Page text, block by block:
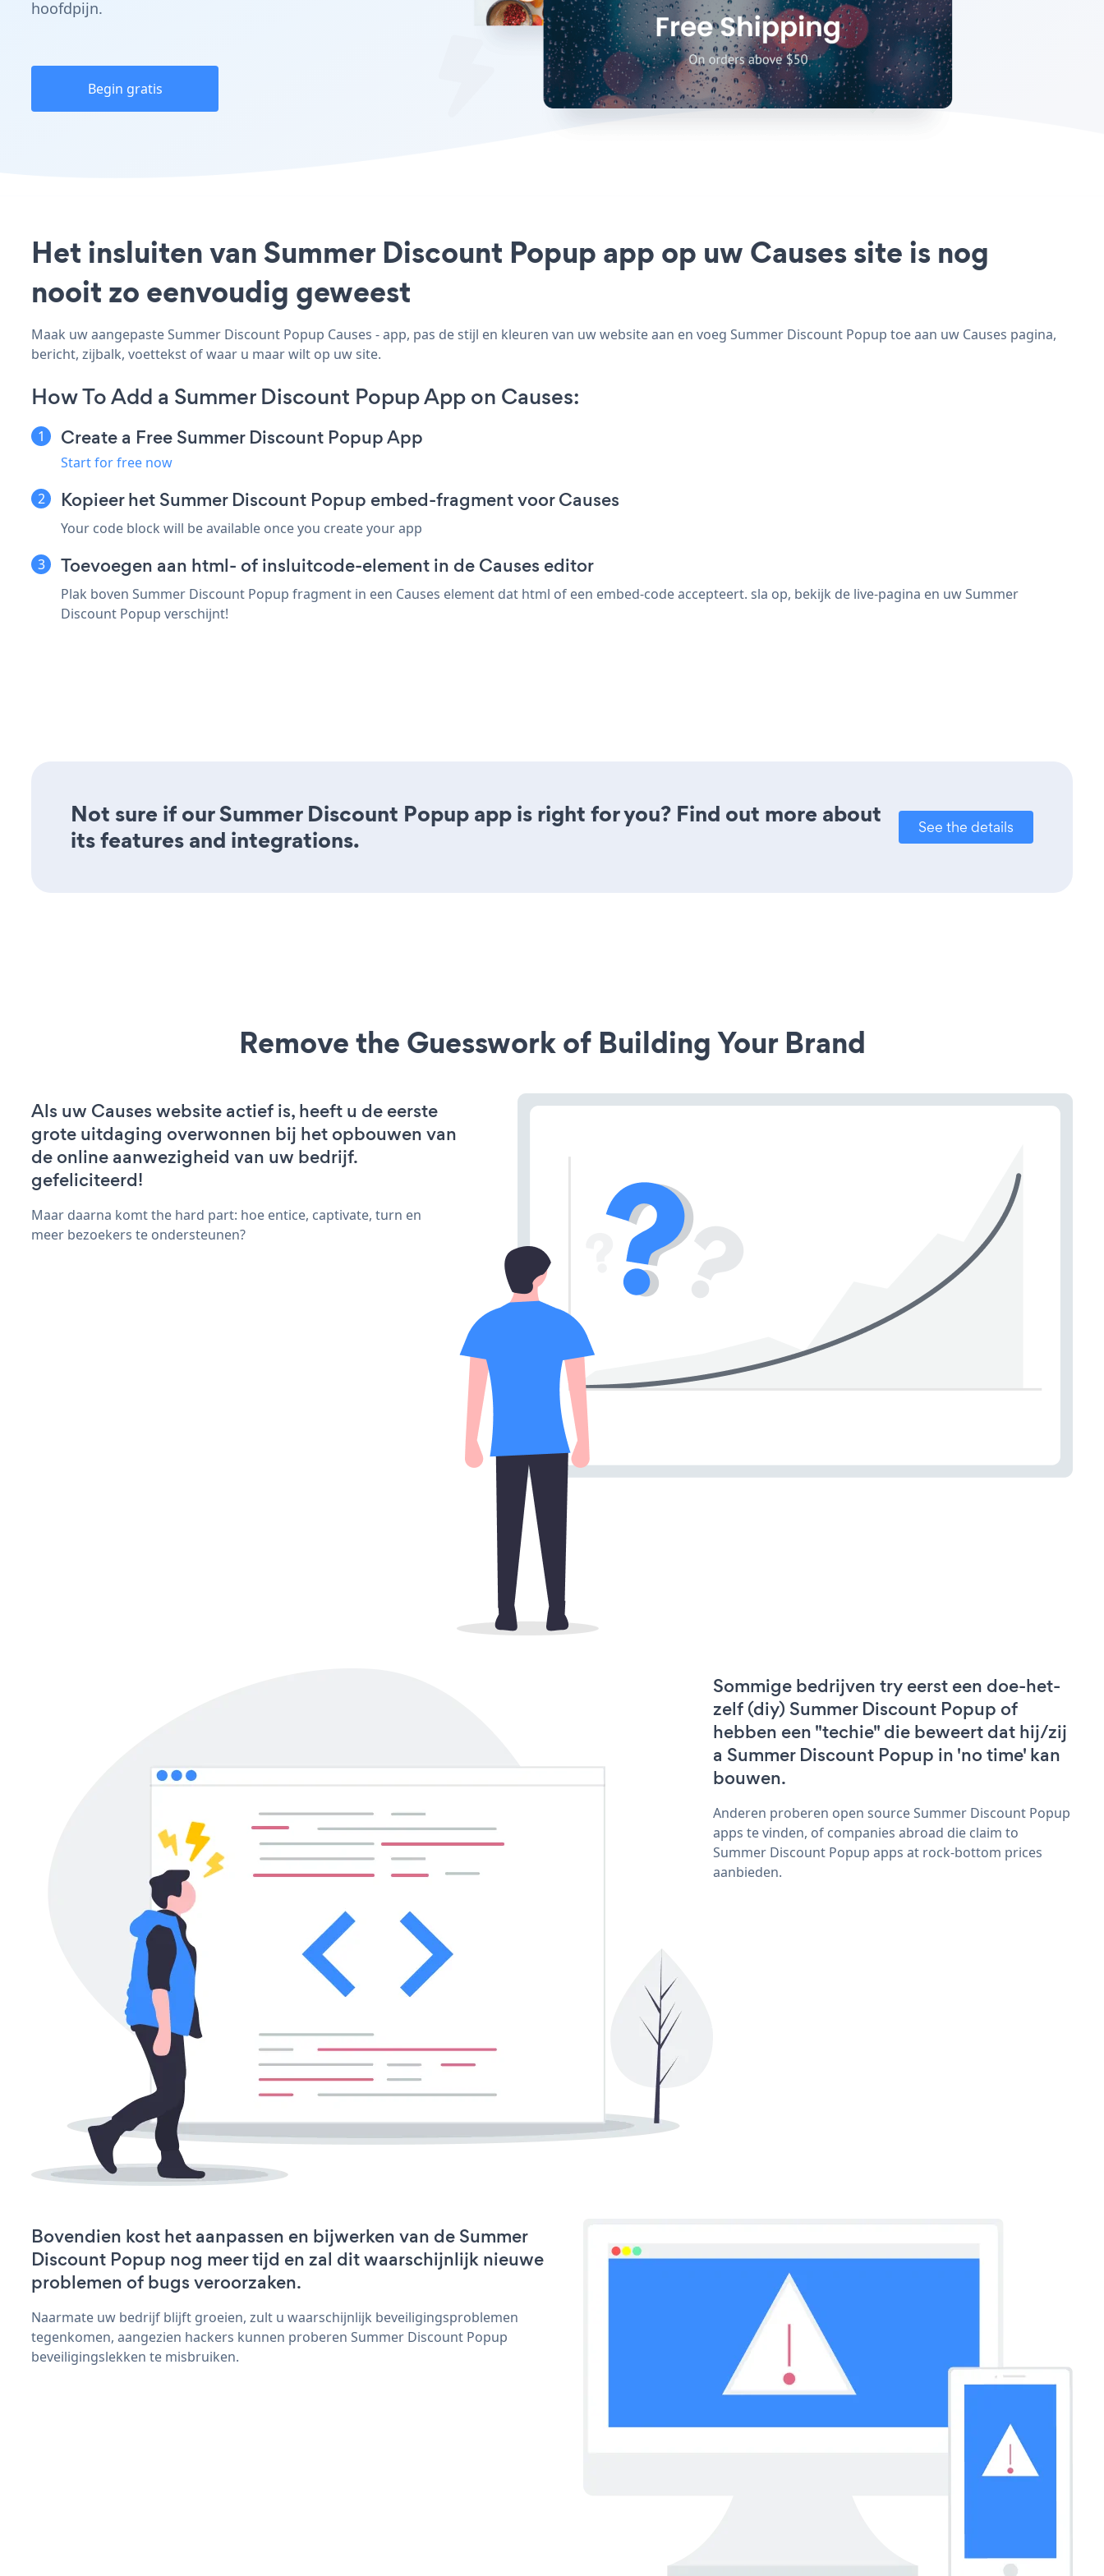
hoofdpijn.
Begin gratis
Het insluiten van Summer Discount Popup app op uw Causes site is nog
nooit zo eenvoudig geweest
Maak uw aangepaste Summer Discount Popup Causes - app, pas de stijl en kleuren van uw website aan en voeg Summer Discount Popup toe aan uw Causes pagina,
bericht, zijbalk, voettekst of waar u maar wilt op uw site.
How To Add a Summer Discount Popup App on Causes:
Create a Free Summer Discount Popup App
Start for free now
Kopieer het Summer Discount Popup embed-fragment voor Causes
Your code block will be available once you create your app
Toevoegen aan html- of insluitcode-element in de Causes editor
Plak boven Summer Discount Popup fragment in een Causes element dat html of een embed-code accepteert. sla op, bekijk de live-pagina en uw Summer
Discount Popup verschijnt!
Not sure if our Summer Discount Popup app is right for you? Find out more about
its features and integrations.
See the details
Remove the Guesswork of Building Your Brand
Als uw Causes website actief is, heeft u de eerste
grote uitdaging overwonnen bij het opbouwen van
de online aanwezigheid van uw bedrijf.
gefeliciteerd!
Maar daarna komt the hard part: hoe entice, captivate, turn en
meer bezoekers te ondersteunen?
Sommige bedrijven try eerst een doe-het-
zelf (diy) Summer Discount Popup of
hebben een "techie" die beweert dat hij/zij
a Summer Discount Popup in 'no time' kan
bouwen.
Anderen proberen open source Summer Discount Popup
apps te vinden, of companies abroad die claim to
Summer Discount Popup apps at rock-bottom prices
aanbieden.
Bovendien kost het aanpassen en bijwerken van de Summer
Discount Popup nog meer tijd en zal dit waarschijnlijk nieuwe
problemen of bugs veroorzaken.
Naarmate uw bedrijf blijft groeien, zult u waarschijnlijk beveiligingsproblemen
tegenkomen, aangezien hackers kunnen proberen Summer Discount Popup
beveiligingslekken te misbruiken.